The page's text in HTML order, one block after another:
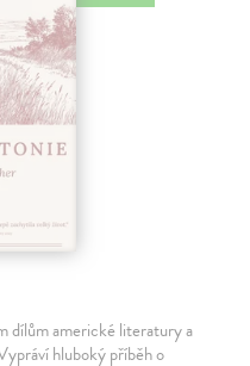
dílům americké literatury a
hluboký příběh o